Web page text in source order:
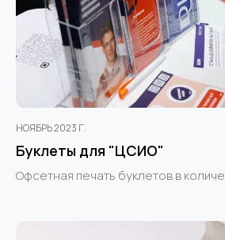
НОЯБРЬ 2023 Г.
Буклеты для "ЦСИО"
Офсетная печать буклетов в